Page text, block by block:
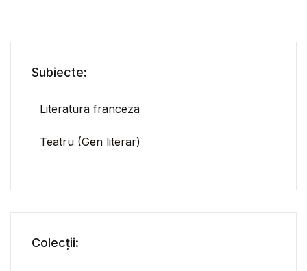
Subiecte:
Literatura franceza
Teatru (Gen literar)
Colecții: